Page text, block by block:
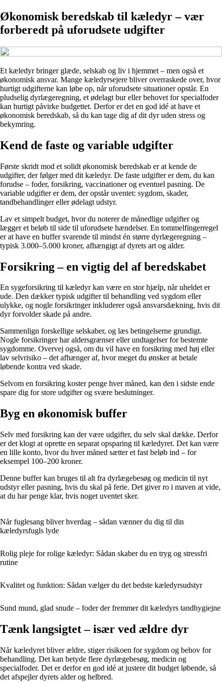
Økonomisk beredskab til kæledyr – vær
forberedt på uforudsete udgifter
Et kæledyr bringer glæde, selskab og liv i hjemmet – men også et
økonomisk ansvar. Mange kæledyrsejere bliver overraskede over, hvor
hurtigt udgifterne kan løbe op, når uforudsete situationer opstår. En
pludselig dyrlægeregning, et ødelagt bur eller behovet for specialfoder
kan hurtigt påvirke budgettet. Derfor er det en god idé at have et
økonomisk beredskab, så du kan tage dig af dit dyr uden stress og
bekymring.
Kend de faste og variable udgifter
Første skridt mod et solidt økonomisk beredskab er at kende de
udgifter, der følger med dit kæledyr. De faste udgifter er dem, du kan
forudse – foder, forsikring, vaccinationer og eventuel pasning. De
variable udgifter er dem, der opstår uventet: sygdom, skader,
tandbehandlinger eller ødelagt udstyr.
Lav et simpelt budget, hvor du noterer de månedlige udgifter og
lægger et beløb til side til uforudsete hændelser. En tommelfingerregel
er at have en buffer svarende til mindst én større dyrlægeregning –
typisk 3.000–5.000 kroner, afhængigt af dyrets art og alder.
Forsikring – en vigtig del af beredskabet
En sygeforsikring til kæledyr kan være en stor hjælp, når uheldet er
ude. Den dækker typisk udgifter til behandling ved sygdom eller
ulykke, og nogle forsikringer inkluderer også ansvarsdækning, hvis dit
dyr forvolder skade på andre.
Sammenlign forskellige selskaber, og læs betingelserne grundigt.
Nogle forsikringer har aldersgrænser eller undtagelser for bestemte
sygdomme. Overvej også, om du vil have en forsikring med høj eller
lav selvrisiko – det afhænger af, hvor meget du ønsker at betale
løbende kontra ved skade.
Selvom en forsikring koster penge hver måned, kan den i sidste ende
spare dig for store udgifter og svære beslutninger.
Byg en økonomisk buffer
Selv med forsikring kan der være udgifter, du selv skal dække. Derfor
er det klogt at oprette en separat opsparing til kæledyret. Det kan være
en lille konto, hvor du hver måned sætter et fast beløb ind – for
eksempel 100–200 kroner.
Denne buffer kan bruges til alt fra dyrlægebesøg og medicin til nyt
udstyr eller pasning, hvis du skal på ferie. Det giver ro i maven at vide,
at du har penge klar, hvis noget uventet sker.
Når fuglesang bliver hverdag – sådan vænner du dig til din
kæledyrsfugls lyde
Rolig pleje for rolige kæledyr: Sådan skaber du en tryg og stressfri
rutine
Kvalitet og funktion: Sådan vælger du det bedste kæledyrsudstyr
Sund mund, glad snude – foder der fremmer dit kæledyrs tandhygiejne
Tænk langsigtet – især ved ældre dyr
Når kæledyret bliver ældre, stiger risikoen for sygdom og behov for
behandling. Det kan betyde flere dyrlægebesøg, medicin og
specialfoder. Det er derfor en god idé at justere dit budget løbende, så
det afspejler dyrets alder og helbred.